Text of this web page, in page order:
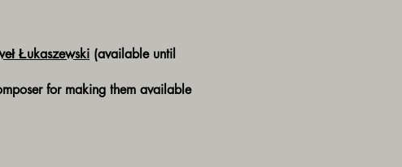
Łukaszewski (available until
for making them available